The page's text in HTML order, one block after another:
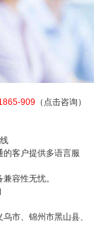
909 （点击咨询）
客户提供多语言服
容性无忧。
市、锦州市黑山县、